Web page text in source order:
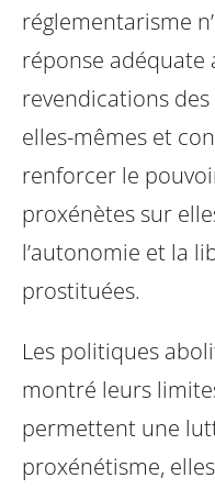
réglementarisme
réponse adéquate
revendications
elles-mêmes et
renforcer le
proxénètes sur
l’autonomie et la
prostituées.
Les politiques
montré leurs
permettent une
proxénétisme,